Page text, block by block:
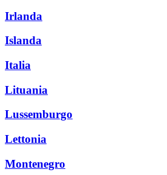
Irlanda
Islanda
Italia
Lituania
Lussemburgo
Lettonia
Montenegro